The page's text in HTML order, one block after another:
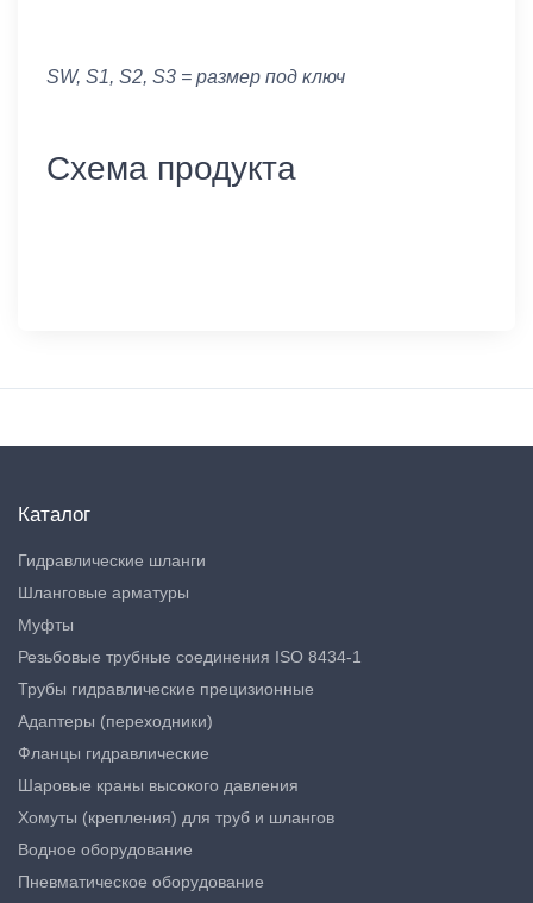
SW, S1, S2, S3 = размер под ключ
Схема продукта
Каталог
Гидравлические шланги
Шланговые арматуры
Муфты
Резьбовые трубные соединения ISO 8434-1
Трубы гидравлические прецизионные
Адаптеры (переходники)
Фланцы гидравлические
Шаровые краны высокого давления
Хомуты (крепления) для труб и шлангов
Водное оборудование
Пневматическое оборудование